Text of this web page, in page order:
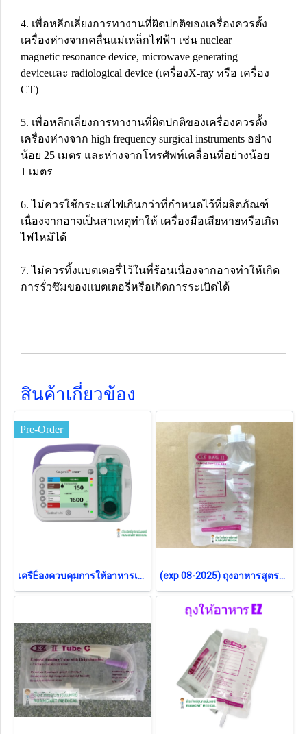
4. เพื่อหลีกเลี่ยงการทางานที่ผิดปกติของเครื่องควรตั้ง
เครื่องห่างจากคลื่นแม่เหล็กไฟฟ้า เช่น nuclear
magnetic resonance device, microwave generating
deviceและ radiological device (เครื่องX-ray หรือ เครื่อง
CT)
5. เพื่อหลีกเลี่ยงการทางานที่ผิดปกติของเครื่องควรตั้ง
เครื่องห่างจาก high frequency surgical instruments อย่าง
น้อย 25 เมตร และห่างจากโทรศัพท์เคลื่อนที่อย่างน้อย
1 เมตร
6. ไม่ควรใช้กระแสไฟเกินกว่าที่กำหนดไว้ที่ผลิตภัณฑ์
เนื่องจากอาจเป็นสาเหตุทำให้ เครื่องมือเสียหายหรือเกิด
ไฟไหม้ได้
7. ไม่ควรทิ้งแบตเตอรี่ไว้ในที่ร้อนเนื่องจากอาจทำให้เกิด
การรั่วซึมของแบตเตอรี่หรือเกิดการระเบิดได้
สินค้าเกี่ยวข้อง
Pre-Order
เครืÉองควบคุมการให้อาหารเหลวทางสายยาง Kangaroo Omni รุ่นใหม่ (Pre-Order) (exp 08-2025) ถุงอาหารสูตรดื่ม EZ 500mL (1 ใบ)